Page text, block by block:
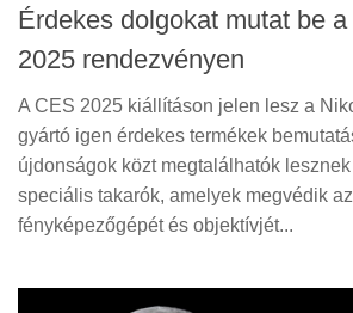
Helyszíni Riport
E-BB
Érdekes dolgokat mutat be
2025 rendezvényen
A CES 2025 kiállításon jelen lesz a
gyártó igen érdekes termékek
újdonságok közt megtalálhatók
speciális takarók, amelyek megvédik
fényképezőgépét és objektívjét...